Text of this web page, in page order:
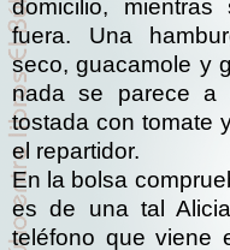
domicilio,
fuera. Una
seco, guacamole y
nada se parece a
tostada con tomate
el repartidor.
En la bolsa
es de una tal
teléfono que viene